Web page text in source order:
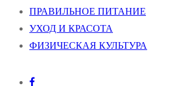
ПРАВИЛЬНОЕ ПИТАНИЕ
УХОД И КРАСОТА
ФИЗИЧЕСКАЯ КУЛЬТУРА